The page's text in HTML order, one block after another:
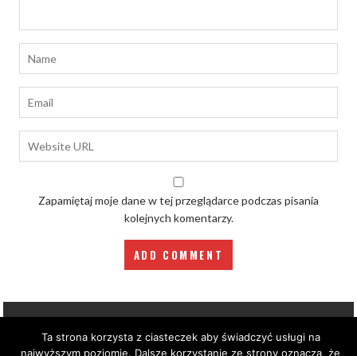
Zapamiętaj moje dane w tej przeglądarce podczas pisania
kolejnych komentarzy.
Copyright by DOMEX Biuro Nieruchomości © 2004
Ta strona korzysta z ciasteczek aby świadczyć usługi na
najwyższym poziomie. Dalsze korzystanie ze strony oznacza, że